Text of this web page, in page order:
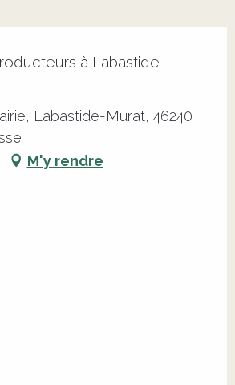
à Labastide-
Labastide-Murat, 46240
M'y rendre